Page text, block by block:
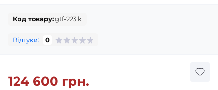
Код товару:gtf-223 k
Відгуки: 0
124 600 грн.